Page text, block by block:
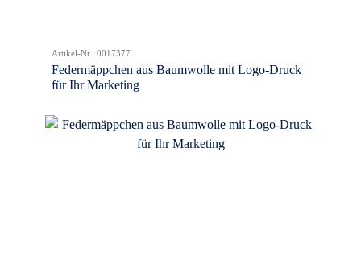
Artikel-Nr.: 0017377
Federmäppchen aus Baumwolle mit Logo-Druck
für Ihr Marketing